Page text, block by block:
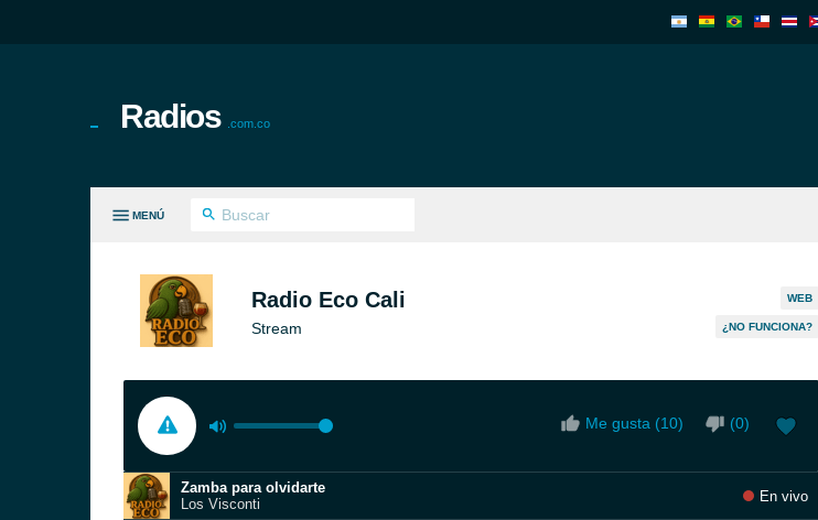
Radios .com.co
MENÚ
Radio Eco Cali
Stream
WEB
¿NO FUNCIONA?
Me gusta (10) (0)
Zamba para olvidarte
Los Visconti
En vivo